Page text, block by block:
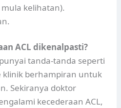
kelihatan).
ACL dikenalpasti?
tanda-tanda seperti
klinik berhampiran untuk
Sekiranya doktor
kecederaan ACL,